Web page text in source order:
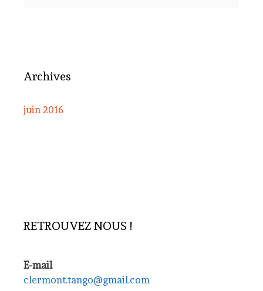
Archives
juin 2016
RETROUVEZ NOUS !
E-mail
clermont.tango@gmail.com